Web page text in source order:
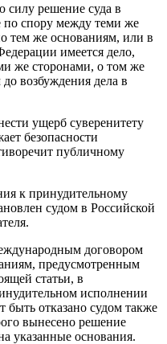
силу решение суда в
по спору между теми же
тем же основаниям, или в
имеется дело,
же сторонами, о том же
возбуждения дела в
ущерб суверенитету
безопасности
публичному
к принудительному
судом в Российской
договором
предусмотренным
статьи, в
исполнении
быть отказано судом также
вынесено решение
указанные основания.